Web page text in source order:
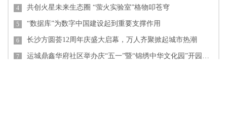
4 共创火星未来生态圈 “萤火实验室”格物叩苍穹
5 “数据库”为数字中国建设起到重要支撑作用
6 长沙方圆荟12周年庆盛大启幕，万人齐聚掀起城市热潮
7 运城鼎鑫华府社区举办庆“五一”暨“锦绣中华文化园”开园活动